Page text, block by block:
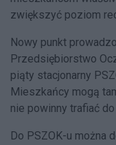
zwiększyć poziom
Nowy punkt
Przedsiębiorstwo
piąty stacjonarny
Mieszkańcy mogą
nie powinny trafiać
Do PSZOK-u można